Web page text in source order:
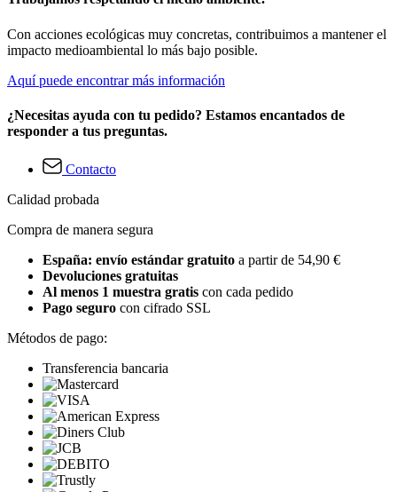
Con acciones ecológicas muy concretas, contribuimos a mantener el
impacto medioambiental lo más bajo posible.
Aquí puede encontrar más información
¿Necesitas ayuda con tu pedido? Estamos encantados de
responder a tus preguntas.
Contacto
Calidad probada
Compra de manera segura
España: envío estándar gratuito a partir de 54,90 €
Devoluciones gratuitas
Al menos 1 muestra gratis con cada pedido
Pago seguro con cifrado SSL
Métodos de pago:
Transferencia bancaria